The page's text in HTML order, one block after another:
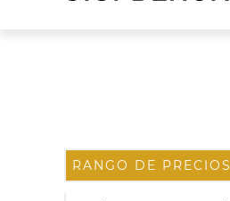
RANGO DE PRECIOS